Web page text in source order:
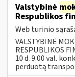
Valstybinė
Respublikos
Web turinio
VALSTYBINĖ
RESPUBLIKOS
10 d. 9.00 val.
perduotą